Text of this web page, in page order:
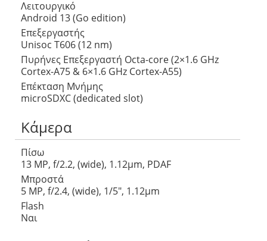
Λειτουργικό
Android 13 (Go edition)
Επεξεργαστής
Unisoc T606 (12 nm)
Πυρήνες Επεξεργαστή Octa-core (2×1.6 GHz
Cortex-A75 & 6×1.6 GHz Cortex-A55)
Επέκταση Μνήμης
microSDXC (dedicated slot)
Κάμερα
Πίσω
13 MP, f/2.2, (wide), 1.12µm, PDAF
Μπροστά
5 MP, f/2.4, (wide), 1/5″, 1.12µm
Flash
Ναι